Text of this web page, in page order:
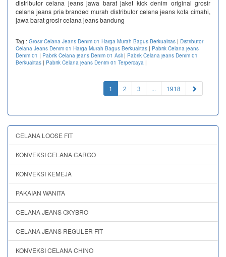
distributor celana jeans jawa barat jaket kick denim original grosir
celana jeans pria branded murah distributor celana jeans kota cimahi,
jawa barat grosir celana jeans bandung
Tag : Grosir Celana Jeans Denim 01 Harga Murah Bagus Berkualitas | Distributor
Celana Jeans Denim 01 Harga Murah Bagus Berkualitas | Pabrik Celana jeans
Denim 01 | Pabrik Celana jeans Denim 01 Asli | Pabrik Celana jeans Denim 01
Berkualitas | Pabrik Celana jeans Denim 01 Terpercaya |
1 (current)
2 3 ... 1918
CELANA LOOSE FIT
KONVEKSI CELANA CARGO
KONVEKSI KEMEJA
PAKAIAN WANITA
CELANA JEANS OXYBRO
CELANA JEANS REGULER FIT
KONVEKSI CELANA CHINO